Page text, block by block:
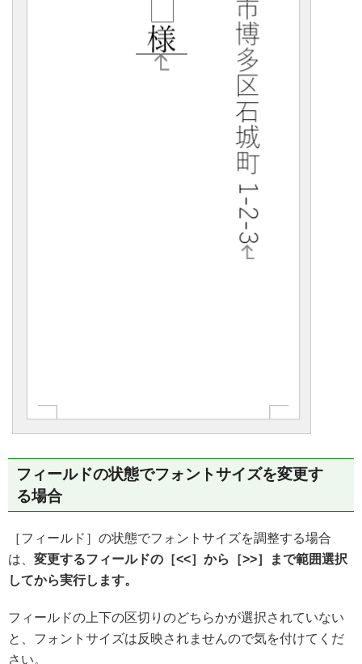
フィールドの状態でフォントサイズを変更す
る場合
［フィールド］の状態でフォントサイズを調整する場合
は、 変更するフィールドの［<<］から［>>］まで範囲選択
してから実行します。
フィールドの上下の区切りのどちらかが選択されていない
と、フォントサイズは反映されませんので気を付けてくだ
さい。